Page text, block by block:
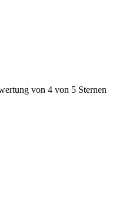
von 4 von 5 Sternen